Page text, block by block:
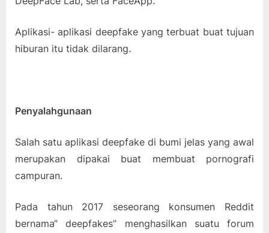
Aplikasi- aplikasi deepfake yang terbuat buat tujuan
hiburan itu tidak dilarang.
Penyalahgunaan
Salah satu aplikasi deepfake di bumi jelas yang awal
merupakan dipakai buat membuat pornografi
campuran.
Pada tahun 2017 seseorang konsumen Reddit
bernama“ deepfakes” menghasilkan suatu forum